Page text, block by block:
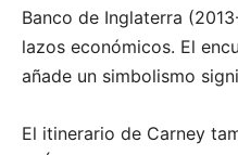
Banco de Inglaterra
lazos económicos. El
añade un simbolismo
El itinerario de Carney